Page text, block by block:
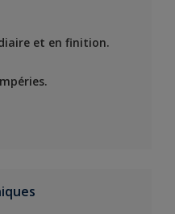
et en finition.